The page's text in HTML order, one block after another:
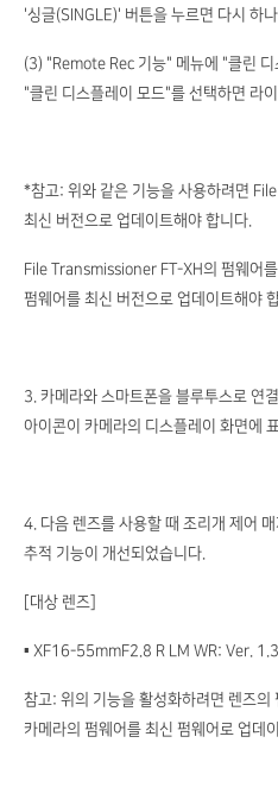
'싱글(SINGLE)' 버튼을 누르면 다시 하
(3) "Remote Rec 기능" 메뉴에 "클린
"클린 디스플레이 모드"를 선택하면 라
*참고: 위와 같은 기능을 사용하려면
최신 버전으로 업데이트해야 합니다.
File Transmissioner FT-XH의 펌웨어
펌웨어를 최신 버전으로 업데이트해야
3. 카메라와 스마트폰을 블루투스로 연
아이콘이 카메라의 디스플레이 화면에
4. 다음 렌즈를 사용할 때 조리개 제어
추적 기능이 개선되었습니다.
[대상 렌즈]
▪ XF16-55mmF2.8 R LM WR: Ver.
참고: 위의 기능을 활성화하려면 렌즈의
카메라의 펌웨어를 최신 펌웨어로 업데